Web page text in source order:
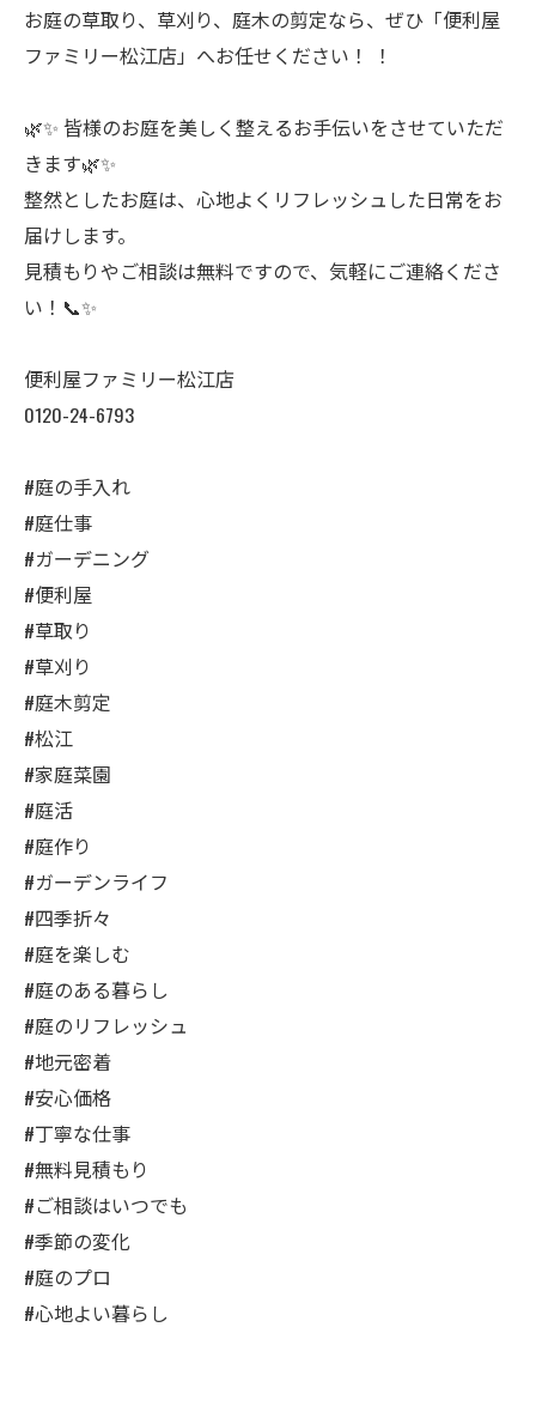
お庭の草取り、草刈り、庭木の剪定なら、ぜひ「便利屋
ファミリー松江店」へお任せください！ ！
🌿✨ 皆様のお庭を美しく整えるお手伝いをさせていただ
きます🌿✨
整然としたお庭は、心地よくリフレッシュした日常をお
届けします。
見積もりやご相談は無料ですので、気軽にご連絡くださ
い！📞✨
便利屋ファミリー松江店
0120-24-6793
#庭の手入れ
#庭仕事
#ガーデニング
#便利屋
#草取り
#草刈り
#庭木剪定
#松江
#家庭菜園
#庭活
#庭作り
#ガーデンライフ
#四季折々
#庭を楽しむ
#庭のある暮らし
#庭のリフレッシュ
#地元密着
#安心価格
#丁寧な仕事
#無料見積もり
#ご相談はいつでも
#季節の変化
#庭のプロ
#心地よい暮らし